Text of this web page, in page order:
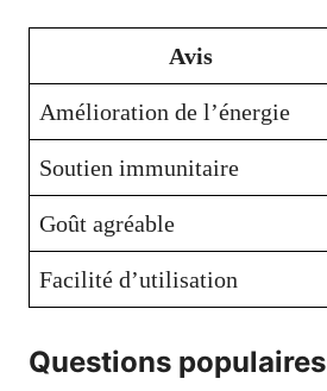
Avis
Amélioration de l’énergie
Soutien immunitaire
Goût agréable
Facilité d’utilisation
Questions populaires